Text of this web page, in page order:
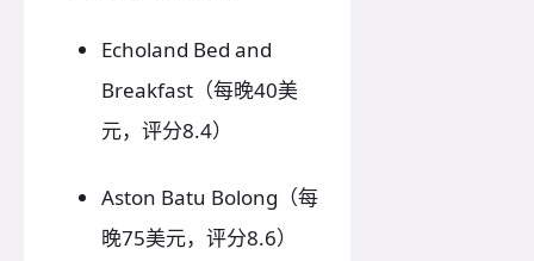
Echoland Bed and
Breakfast（每晚40美
元，评分8.4）
Aston Batu Bolong（每
晚75美元，评分8.6）